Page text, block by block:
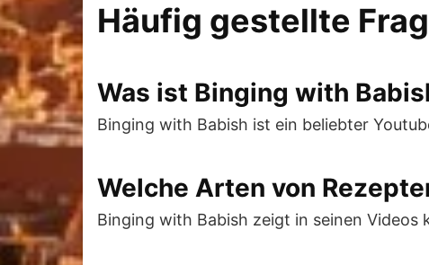
Häufig gestellte
Was ist Binging with
Binging with Babish ist ein beliebter
Welche Arten von
Binging with Babish zeigt in seinen Videos